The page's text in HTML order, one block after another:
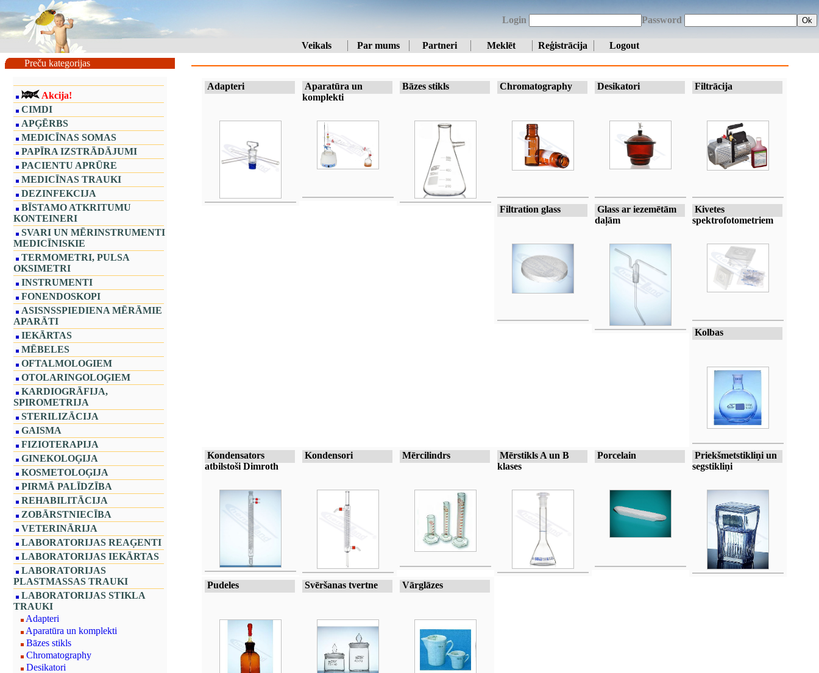
Login Password Ok
Veikals Par mums Partneri Meklēt Reģistrācija
Logout
Preču kategorijas
Akcija!
CIMDI
APĢĒRBS
MEDICĪNAS SOMAS
PAPĪRA IZSTRĀDĀJUMI
PACIENTU APRŪRE
MEDICĪNAS TRAUKI
DEZINFEKCIJA
BĪSTAMO ATKRITUMU
KONTEINERI
SVARI UN MĒRINSTRUMENTI
MEDICĪNISKIE
TERMOMETRI, PULSA
OKSIMETRI
INSTRUMENTI
FONENDOSKOPI
ASISNSSPIEDIENA MĒRĀMIE
APARĀTI
IEKĀRTAS
MĒBELES
OFTALMOLOGIEM
OTOLARINGOLOĢIEM
KARDIOGRĀFIJA,
SPIROMETRIJA
STERILIZĀCIJA
GAISMA
FIZIOTERAPIJA
GINEKOLOĢIJA
KOSMETOLOĢIJA
PIRMĀ PALĪDZĪBA
REHABILITĀCIJA
ZOBĀRSTNIECĪBA
VETERINĀRIJA
LABORATORIJAS REAĢENTI
LABORATORIJAS IEKĀRTAS
LABORATORIJAS
PLASTMASSAS TRAUKI
LABORATORIJAS STIKLA
TRAUKI
Adapteri
Aparatūra un komplekti
Bāzes stikls
Chromatography
Desikatori
Adapteri
Aparatūra un
komplekti
Bāzes stikls Chromatography Desikatori Filtrācija
Filtration glass
Glass ar iezemētām
daļām
Kivetes
spektrofotometriem
Kolbas
Kondensators
atbilstoši Dimroth
Kondensori Mērcilindrs
Mērstikls A un B
klases
Porcelain
Priekšmetstikliņi un
segstikliņi
Pudeles Svēršanas tvertne Vārglāzes